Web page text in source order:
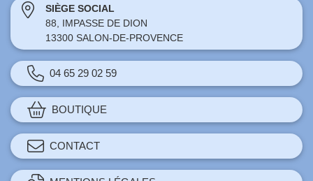
SIÈGE SOCIAL
88, IMPASSE DE DION
13300 SALON-DE-PROVENCE
04 65 29 02 59
BOUTIQUE
CONTACT